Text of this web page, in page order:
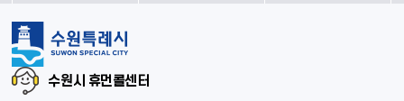
수원시 휴먼콜센터